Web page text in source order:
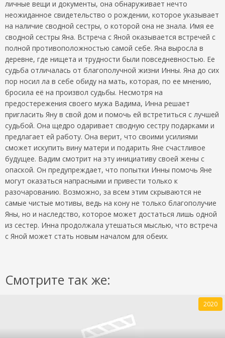
личные вещи и документы, она обнаруживает нечто
неожиданное свидетельство о рождении, которое указывает
на наличие сводной сестры, о которой она не знала. Имя ее
сводной сестры Яна. Встреча с Яной оказывается встречей с
полной противоположностью самой себе. Яна выросла в
деревне, где нищета и трудности были повседневностью. Ее
судьба отличалась от благополучной жизни Инны. Яна до сих
пор носил ла в себе обиду на мать, которая, по ее мнению,
бросила её на произвол судьбы. Несмотря на
предостережения своего мужа Вадима, Инна решает
пригласить Яну в свой дом и помочь ей встретиться с лучшей
судьбой. Она щедро одаривает сводную сестру подарками и
предлагает ей работу. Она верит, что своими усилиями
сможет искупить вину матери и подарить Яне счастливое
будущее. Вадим смотрит на эту инициативу своей жены с
опаской. Он предупреждает, что попытки Инны помочь Яне
могут оказаться напрасными и привести только к
разочарованию. Возможно, за всем этим скрываются не
самые чистые мотивы, ведь на кону не только благополучие
Яны, но и наследство, которое может достаться лишь одной
из сестер. Инна продолжала утешаться мыслью, что встреча
с Яной может стать новым началом для обеих.
Смотрите так же:
2020